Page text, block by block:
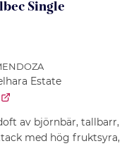
Single
Estate
av björnbär, tallbarr,
med hög fruktsyra,